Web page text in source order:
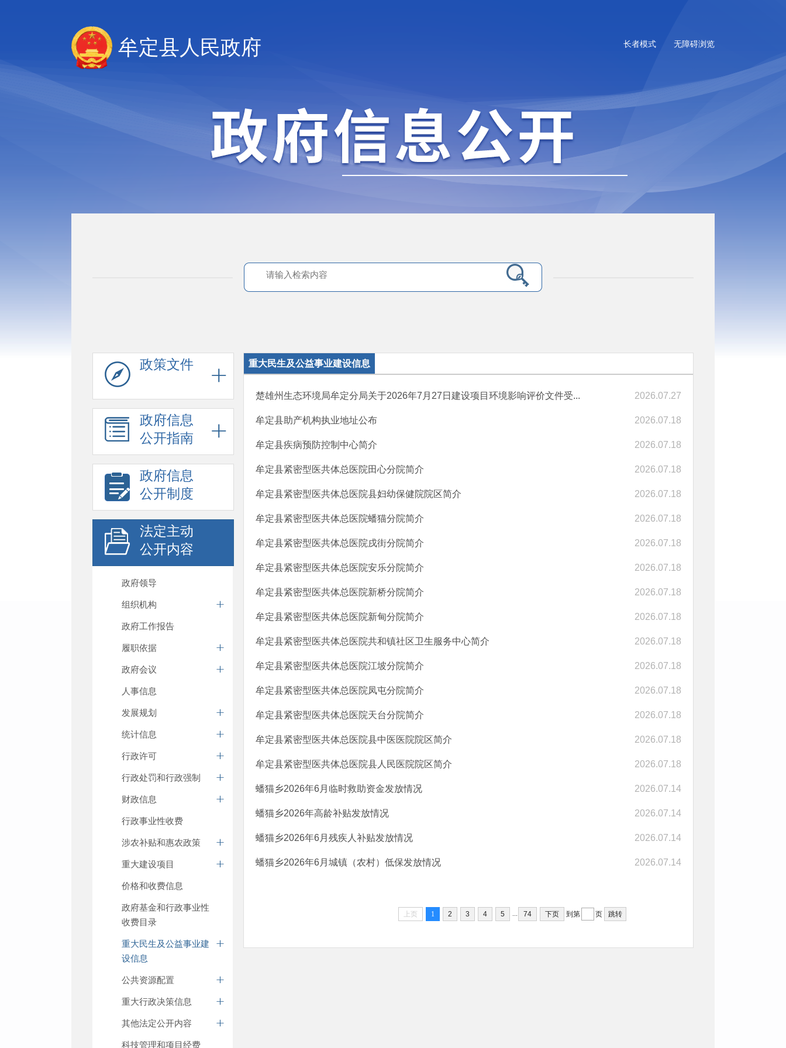
无障碍浏览
长者模式
牟定县人民政府
政策文件
政府信息
公开指南
政府信息
公开制度
法定主动
公开内容
政府领导
组织机构
政府工作报告
履职依据
政府会议
人事信息
发展规划
统计信息
行政许可
行政处罚和行政强制
财政信息
行政事业性收费
涉农补贴和惠农政策
重大建设项目
价格和收费信息
政府基金和行政事业性
收费目录
重大民生及公益事业建
设信息
公共资源配置
重大行政决策信息
其他法定公开内容
科技管理和项目经费
重大民生及公益事业建设信息
楚雄州生态环境局牟定分局关于2026年7月27日建设项目环境影响评价文件受... 2026.07.27
牟定县助产机构执业地址公布 2026.07.18
牟定县疾病预防控制中心简介 2026.07.18
牟定县紧密型医共体总医院田心分院简介 2026.07.18
牟定县紧密型医共体总医院县妇幼保健院院区简介 2026.07.18
牟定县紧密型医共体总医院蟠猫分院简介 2026.07.18
牟定县紧密型医共体总医院戌街分院简介 2026.07.18
牟定县紧密型医共体总医院安乐分院简介 2026.07.18
牟定县紧密型医共体总医院新桥分院简介 2026.07.18
牟定县紧密型医共体总医院新甸分院简介 2026.07.18
牟定县紧密型医共体总医院共和镇社区卫生服务中心简介 2026.07.18
牟定县紧密型医共体总医院江坡分院简介 2026.07.18
牟定县紧密型医共体总医院凤屯分院简介 2026.07.18
牟定县紧密型医共体总医院天台分院简介 2026.07.18
牟定县紧密型医共体总医院县中医医院院区简介 2026.07.18
牟定县紧密型医共体总医院县人民医院院区简介 2026.07.18
蟠猫乡2026年6月临时救助资金发放情况 2026.07.14
蟠猫乡2026年高龄补贴发放情况 2026.07.14
蟠猫乡2026年6月残疾人补贴发放情况 2026.07.14
蟠猫乡2026年6月城镇（农村）低保发放情况 2026.07.14
上页 1 2 3 4 5 74 下页 到第 页 跳转